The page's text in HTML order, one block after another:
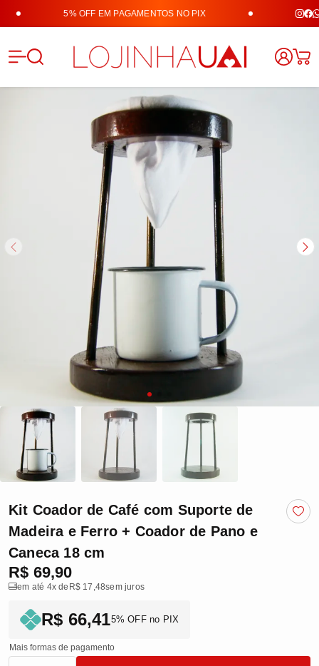
5% OFF EM PAGAMENTOS NO PIX
Kit Coador de Café com Suporte de
Madeira e Ferro + Coador de Pano e
Caneca 18 cm
R$ 69,90
em até 4x de R$ 17,48sem juros
R$ 66,415% OFF no PIX
Mais formas de pagamento